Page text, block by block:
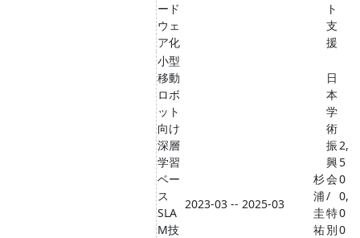
ード
ウェ
ア化
ト
支
援
小型
移動
ロボ
ット
向け
深層
学習
ベー
ス
SLA
M技
2023-03 -- 2025-03
杉
浦
圭
祐
日
本
学
術
振
興
会
/
特
別
2,
5
0
0,
0
0